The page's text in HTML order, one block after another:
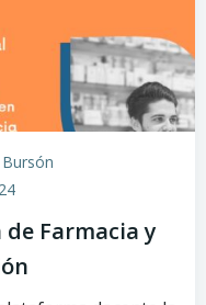
Bursón
Farmacia y